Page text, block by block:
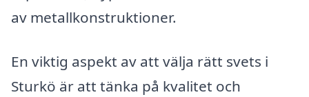
av metallkonstruktioner.
En viktig aspekt av att välja rätt svets i
Sturkö är att tänka på kvalitet och